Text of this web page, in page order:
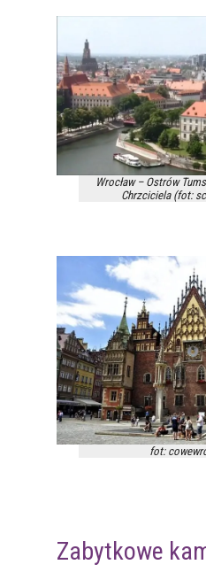
Wrocław – Ostrów
Chrzciciela (fot:
fot:
Zabytkowe